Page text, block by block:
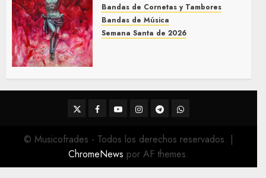
Bandas de Cornetas y Tambores
Bandas de Música
Semana Santa de 2026
22 DE FEBRERO DE 2026
0
TwitterFacebook
YoutubeInstagram
TelegramWhatsApp
© Musicofrades - Todos los derechos reservados. |
ChromeNews por AF themes.